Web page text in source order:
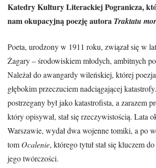
Katedry Kultury Literackiej Pogranicza,
nam okupacyjną poezję autora Traktatu
Poeta, urodzony w 1911 roku, związał się w
Żagary – środowiskiem młodych, ambitnych
Należał do awangardy wileńskiej, której
głębokim przeczuciem nadciągającej
postrzegany był jako katastrofista, a zarazem
który opisywał, stał się rzeczywistością. Lata
Warszawie, wydał dwa wojenne tomiki, a po
tom Ocalenie, którego tytuł stał się kluczem
jego twórczości.